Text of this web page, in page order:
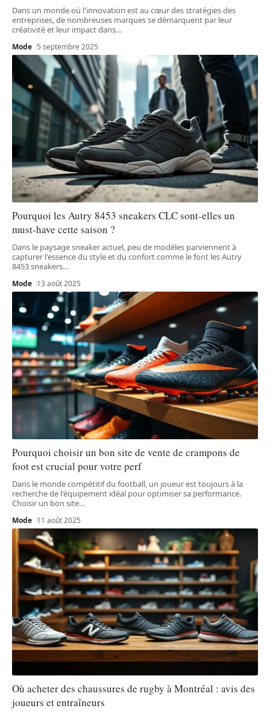
Dans un monde où l'innovation est au cœur des stratégies des
entreprises, de nombreuses marques se démarquent par leur
créativité et leur impact dans…
Mode 5 septembre 2025
Pourquoi les Autry 8453 sneakers CLC sont-elles un
must-have cette saison ?
Dans le paysage sneaker actuel, peu de modèles parviennent à
capturer l'essence du style et du confort comme le font les Autry
8453 sneakers…
Mode 13 août 2025
Pourquoi choisir un bon site de vente de crampons de
foot est crucial pour votre perf
Dans le monde compétitif du football, un joueur est toujours à la
recherche de l'équipement idéal pour optimiser sa performance.
Choisir un bon site…
Mode 11 août 2025
Où acheter des chaussures de rugby à Montréal : avis des
joueurs et entraîneurs